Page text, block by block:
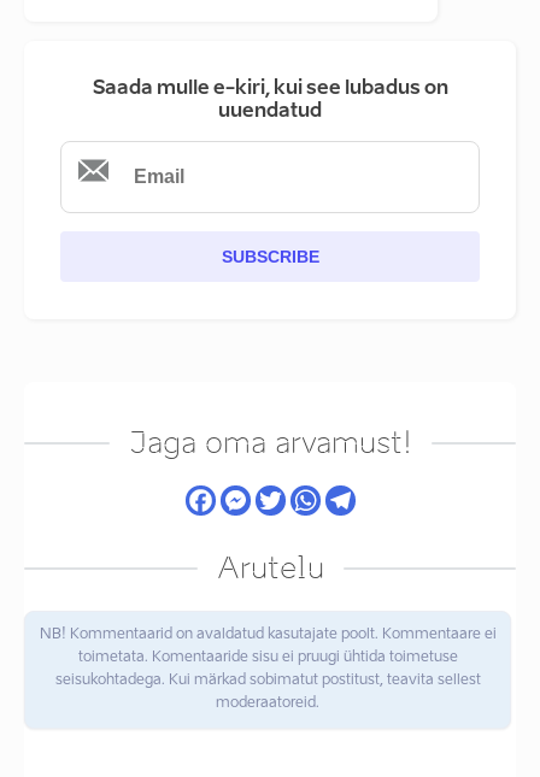
Saada mulle e-kiri, kui see lubadus on
uuendatud
SUBSCRIBE
Jaga oma arvamust!
Arutelu
NB! Kommentaarid on avaldatud kasutajate poolt. Kommentaare ei
toimetata. Komentaaride sisu ei pruugi ühtida toimetuse
seisukohtadega. Kui märkad sobimatut postitust, teavita sellest
moderaatoreid.